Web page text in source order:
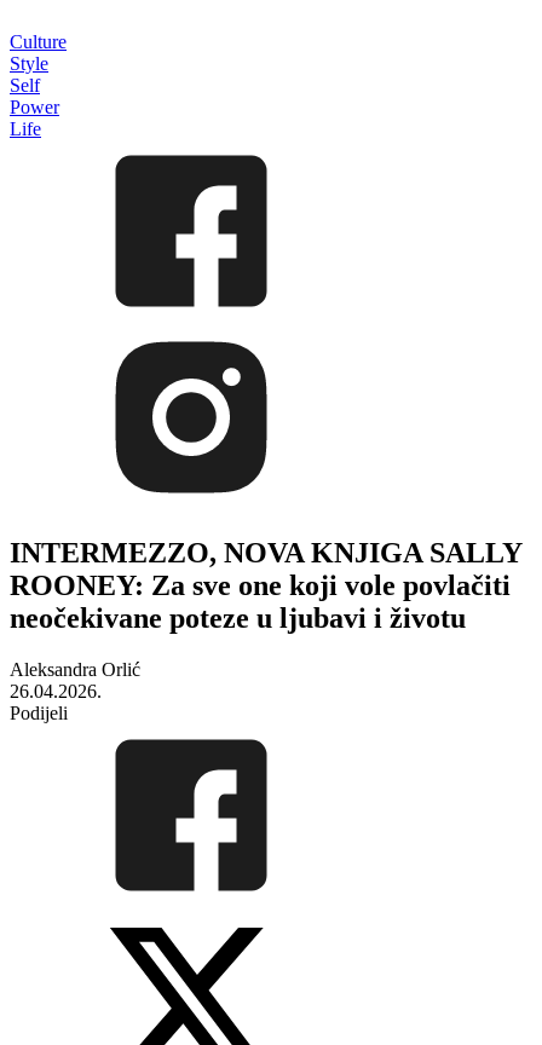
Culture
Style
Self
Power
Life
INTERMEZZO, NOVA KNJIGA SALLY
ROONEY: Za sve one koji vole povlačiti
neočekivane poteze u ljubavi i životu
Aleksandra Orlić
26.04.2026.
Podijeli